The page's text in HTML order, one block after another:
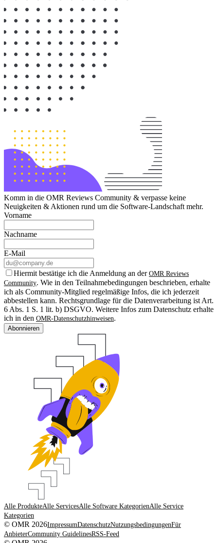
Komm in die OMR Reviews Community & verpasse keine
Neuigkeiten & Aktionen rund um die Software-Landschaft mehr.
Vorname
Nachname
E-Mail
Hiermit bestätige ich die Anmeldung an der OMR Reviews
Community. Wie in den Teilnahmebedingungen beschrieben, erhalte
ich als Community-Mitglied regelmäßige Infos, die ich jederzeit
abbestellen kann. Rechtsgrundlage für die Datenverarbeitung ist Art.
6 Abs. 1 S. 1 lit. b) DSGVO. Weitere Infos zum Datenschutz erhalte
ich in den OMR-Datenschutzhinweisen.
Abonnieren
Alle ProdukteAlle ServicesAlle Software KategorienAlle Service
Kategorien
© OMR 2026ImpressumDatenschutzNutzungsbedingungenFür
AnbieterCommunity GuidelinesRSS-Feed